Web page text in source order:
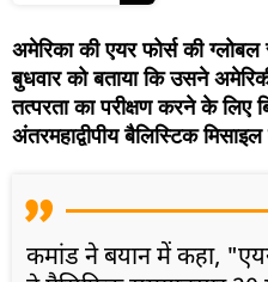
अमेरिका की एयर फोर्स की
बुधवार को बताया कि उसने
तत्परता का परीक्षण करने के लिए
अंतरमहाद्वीपीय बैलिस्टिक
कमांड ने बयान में कहा,